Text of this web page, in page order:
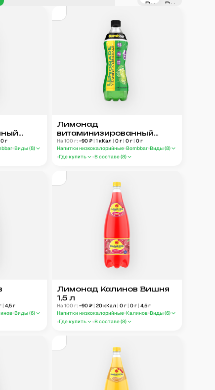
мл
0г
Виды (8)
Лимонад
витаминизированный
Bombbar Мохито 500 мл
На 100 г: ~90₽ | 1 кКал | 0г | 0г | 0г
Напитки низкокалорийные Bombbar Виды (8)
Где купить
В составе (8)
| 4,5г
Виды (6)
Лимонад Калинов Вишня
1,5 л
На 100 г: ~90₽ | 20кКал | 0г | 0г | 4,5г
Напитки низкокалорийные Калинов Виды (6)
Где купить
В составе (8)